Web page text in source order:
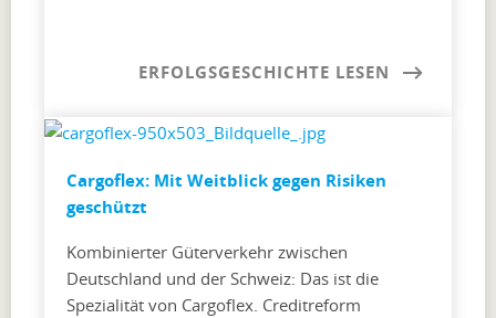
ERFOLGSGESCHICHTE LESEN
Cargoflex: Mit Weitblick gegen Risiken
geschützt
Kombinierter Güterverkehr zwischen
Deutschland und der Schweiz: Das ist die
Spezialität von Cargoflex. Creditreform